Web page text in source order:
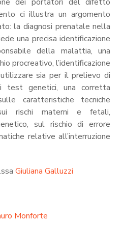
ci illustra un argomento
la diagnosi prenatale nella
una precisa identificazione
della malattia, una
procreativo, l’identificazione
sia per il prelievo di
genetici, una corretta
caratteristiche tecniche
sui rischi materni e fetali,
sul rischio di errore
relative all’interruzione
Giuliana Galluzzi
Monforte